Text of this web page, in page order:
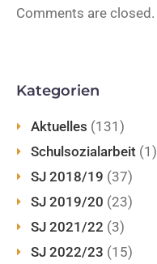
Comments are closed.
Kategorien
Aktuelles (131)
Schulsozialarbeit (1)
SJ 2018/19 (37)
SJ 2019/20 (23)
SJ 2021/22 (3)
SJ 2022/23 (15)